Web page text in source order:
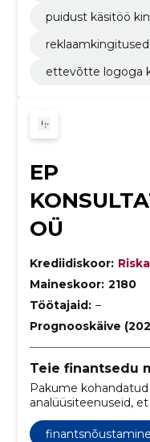
puidust käsitöö
ettevõtte logoga
EP
OÜ
Krediidiskoor:
Maineskoor: 2180
Töötajaid: –
Prognooskäive
Teie finantsedu
Pakume
analüüsiteenuseid,
nende isiklikud ja
finantsnõustamine